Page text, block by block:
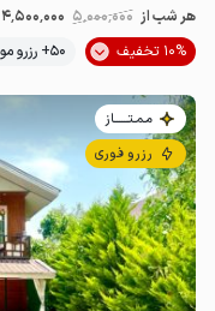
هر شب از 5٬000٬000 4٬500٬000
10% تخفیف
50+ رزرو موفق
مـمـتــــــاز
رزرو فوری